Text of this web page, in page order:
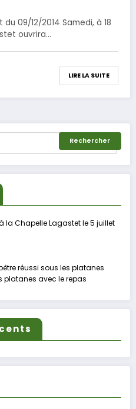
09/12/2014 Samedi, à 18
ouvrira…
LIRE LA SUITE
la Chapelle Lagastet le 5 juillet
réussi sous les platanes
platanes avec le repas